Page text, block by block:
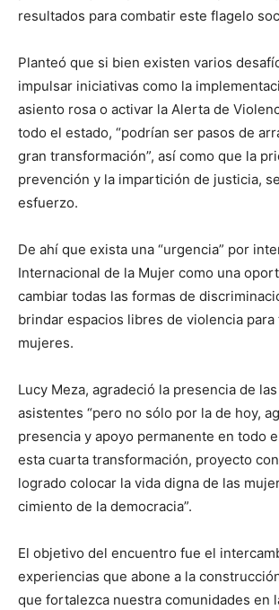
resultados para combatir este flagelo
Planteó que si bien existen varios
impulsar iniciativas como la
asiento rosa o activar la Alerta de
todo el estado, “podrían ser pasos de
gran transformación”, así como que la
prevención y la impartición de justicia,
esfuerzo.
De ahí que exista una “urgencia” por
Internacional de la Mujer como una
cambiar todas las formas de
brindar espacios libres de violencia para
mujeres.
Lucy Meza, agradeció la presencia de
asistentes “pero no sólo por la de hoy,
presencia y apoyo permanente en todo
esta cuarta transformación, proyecto
logrado colocar la vida digna de las
cimiento de la democracia”.
El objetivo del encuentro fue el
experiencias que abone a la
que fortalezca nuestra comunidades en